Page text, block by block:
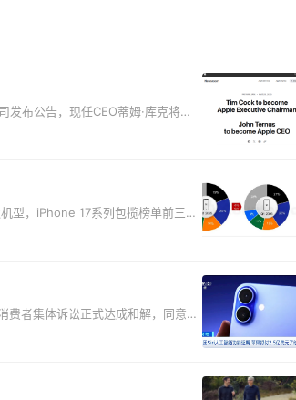
布公告，现任CEO蒂姆·库克将于
副总裁约翰·特努斯（John
批准，是苹果长期继任规划的结果。
型，iPhone 17系列包揽榜单前三，
无一是高端产品。小米是唯一出现在
整个手机市场的销量数据，则能发
费者集体诉讼正式达成和解，同意支
准方可生效，符合条件的iPhone美
院最终批准，将成为苹果史上规模最